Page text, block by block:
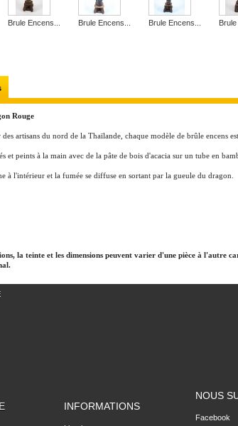
Brule Encens... Brule Encens... Brule Encens... Brule
Rouge
des artisans du nord de la Thaïlande, chaque modèle de brûle encens
et peints à la main avec de la pâte de bois d'acacia sur un tube en
à l'intérieur et la fumée se diffuse en sortant par la gueule du dragon.
la teinte et les dimensions peuvent varier d'une pièce à l'autre
INFORMATIONS
NOUS
Facebook